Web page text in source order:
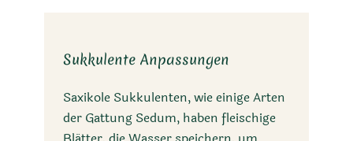
Sukkulente Anpassungen
Saxikole Sukkulenten, wie einige Arten
der Gattung Sedum, haben fleischige